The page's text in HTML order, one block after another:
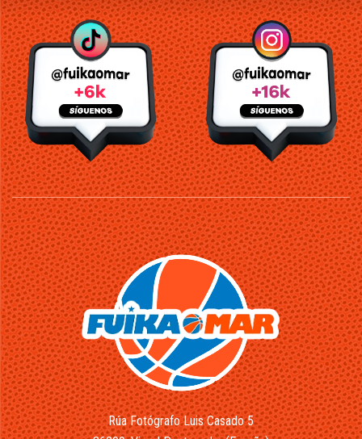
Rúa Fotógrafo Luis Casado 5